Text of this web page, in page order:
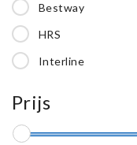
Bestway
HRS
Interline
Life
Prijs